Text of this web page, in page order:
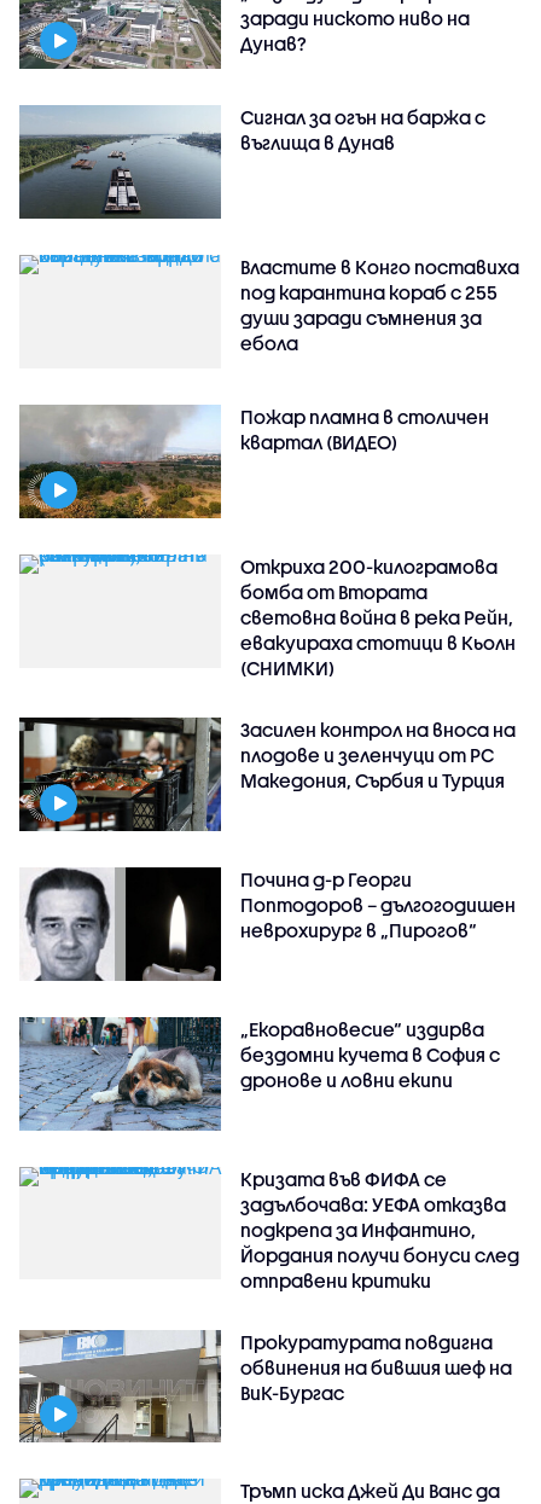
заради ниското ниво на
Дунав?
Сигнал за огън на баржа с
въглища в Дунав
Властите в Конго поставиха
под карантина кораб с 255
души заради съмнения за
ебола
Пожар пламна в столичен
квартал (ВИДЕО)
Откриха 200-килограмова
бомба от Втората
световна война в река Рейн,
евакуираха стотици в Кьолн
(СНИМКИ)
Засилен контрол на вноса на
плодове и зеленчуци от РС
Македония, Сърбия и Турция
Почина д-р Георги
Поптодоров – дългогодишен
неврохирург в „Пирогов“
„Екоравновесие“ издирва
бездомни кучета в София с
дронове и ловни екипи
Кризата във ФИФА се
задълбочава: УЕФА отказва
подкрепа за Инфантино,
Йордания получи бонуси след
отправени критики
Прокуратурата повдигна
обвинения на бившия шеф на
ВиК-Бургас
Тръмп иска Джей Ди Ванс да